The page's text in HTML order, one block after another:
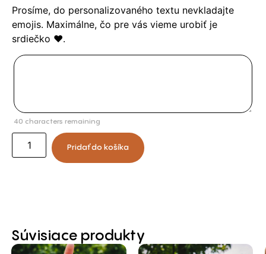
Prosíme, do personalizovaného textu nevkladajte
emojis. Maximálne, čo pre vás vieme urobiť je
srdiečko ❤️.
40 characters remaining
Pridať do košíka
Súvisiace produkty